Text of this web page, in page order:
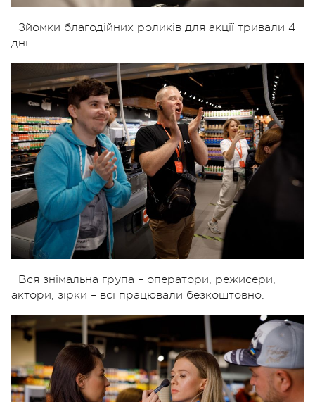
Зйомки благодійних роликів для акції тривали 4
дні.
Вся знімальна група – оператори, режисери,
актори, зірки – всі працювали безкоштовно.